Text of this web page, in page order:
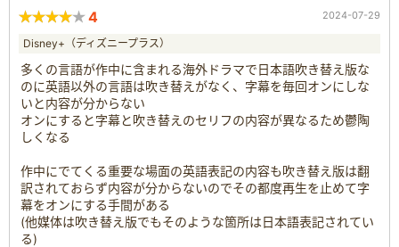
4 2024-07-29
Disney+（ディズニープラス）
多くの言語が作中に含まれる海外ドラマで日本語吹き替え版な
のに英語以外の言語は吹き替えがなく、字幕を毎回オンにしな
いと内容が分からない
オンにすると字幕と吹き替えのセリフの内容が異なるため鬱陶
しくなる
作中にでてくる重要な場面の英語表記の内容も吹き替え版は翻
訳されておらず内容が分からないのでその都度再生を止めて字
幕をオンにする手間がある
(他媒体は吹き替え版でもそのような箇所は日本語表記されてい
る)